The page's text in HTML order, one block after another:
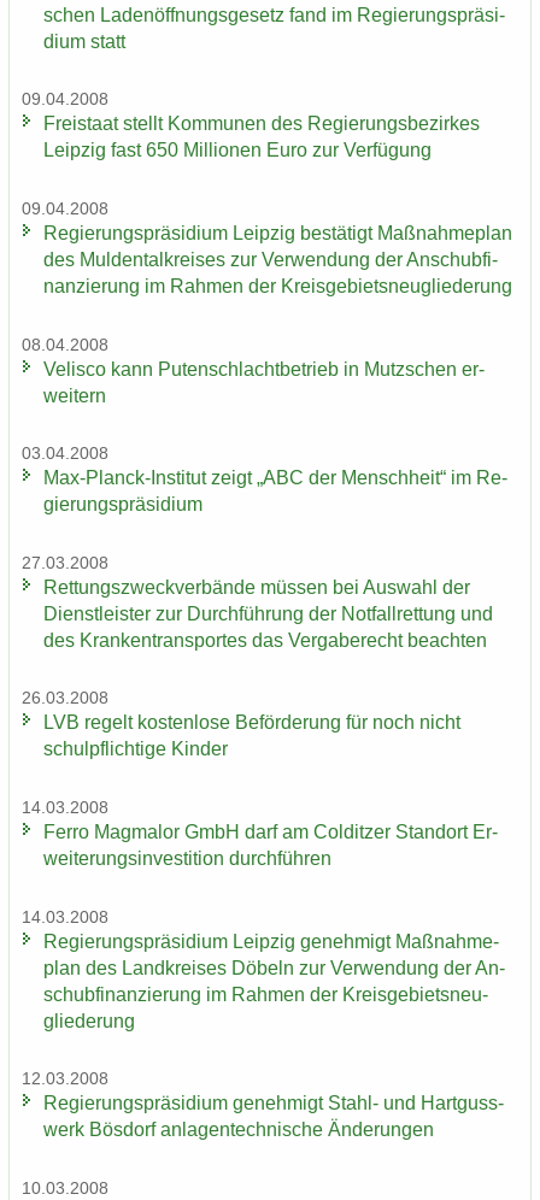
schen La­den­öff­nungs­ge­setz fand im Re­gie­rungs­prä­si­
di­um statt
09.04.2008
Frei­staat stellt Kom­mu­nen des Re­gie­rungs­be­zir­kes
Leip­zig fast 650 Mil­lio­nen Euro zur Ver­fü­gung
09.04.2008
Re­gie­rungs­prä­si­di­um Leip­zig be­stä­tigt Maß­nah­me­plan
des Mul­den­tal­krei­ses zur Ver­wen­dung der An­schub­fi­
nan­zie­rung im Rah­men der Kreis­ge­biets­neu­glie­de­rung
08.04.2008
Ve­lis­co kann Pu­ten­schlacht­be­trieb in Mutz­schen er­
wei­tern
03.04.2008
Max-​Planck-Institut zeigt „ABC der Mensch­heit“ im Re­
gie­rungs­prä­si­di­um
27.03.2008
Ret­tungs­zweck­ver­bän­de müs­sen bei Aus­wahl der
Dienst­leis­ter zur Durch­füh­rung der Not­fall­ret­tung und
des Kran­ken­trans­por­tes das Ver­ga­be­recht be­ach­ten
26.03.2008
LVB re­gelt kos­ten­lo­se Be­för­de­rung für noch nicht
schul­pflich­ti­ge Kin­der
14.03.2008
Ferro Mag­ma­lor GmbH darf am Col­dit­zer Stand­ort Er­
wei­te­rungs­in­ves­ti­ti­on durch­füh­ren
14.03.2008
Re­gie­rungs­prä­si­di­um Leip­zig ge­neh­migt Maß­nah­me­
plan des Land­krei­ses Dö­beln zur Ver­wen­dung der An­
schub­fi­nan­zie­rung im Rah­men der Kreis­ge­biets­neu­
glie­de­rung
12.03.2008
Re­gie­rungs­prä­si­di­um ge­neh­migt Stahl-​ und Hart­guss­
werk Bös­dorf an­la­gen­tech­ni­sche Än­de­run­gen
10.03.2008